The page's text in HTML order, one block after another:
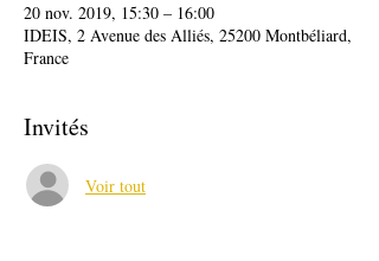
20 nov. 2019, 15:30 – 16:00
IDEIS, 2 Avenue des Alliés, 25200 Montbéliard,
France
Invités
Voir tout